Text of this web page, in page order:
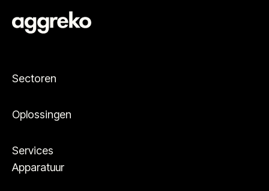
Sectoren
Oplossingen
Services
Apparatuur